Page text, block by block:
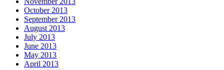
October 2013
September 2013
August 2013
July 2013
June 2013
May 2013
April 2013